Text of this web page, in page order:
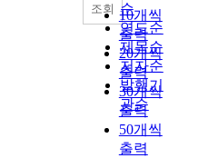
순
연도순
제목순
저자순
발행기
관순
10개씩
출력
20개씩
출력
30개씩
출력
50개씩
출력
조회